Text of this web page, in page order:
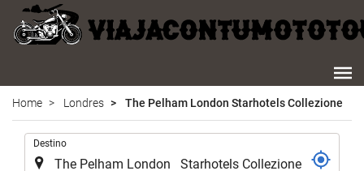
Home Londres The Pelham London Starhotels Collezione
Destino